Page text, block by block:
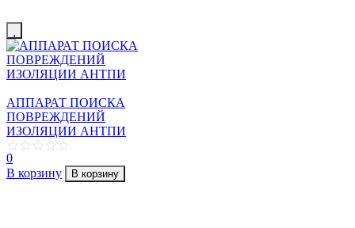
АППАРАТ ПОИСКА
ПОВРЕЖДЕНИЙ
ИЗОЛЯЦИИ АНТПИ
0
В корзину
В корзину